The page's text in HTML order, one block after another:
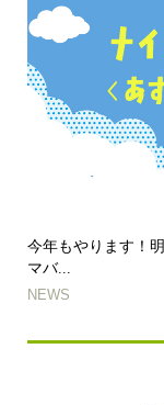
今年もやります！
マバ...
NEWS